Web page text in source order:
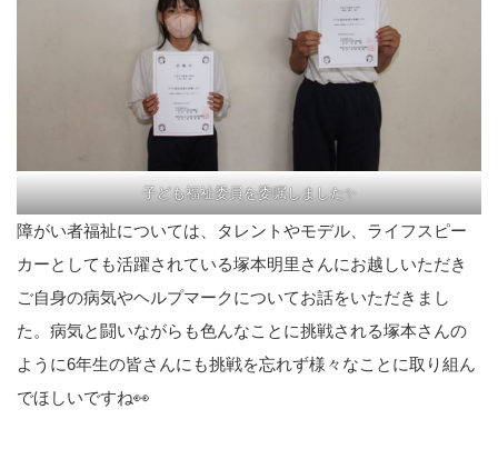
子ども福祉委員を委嘱しました✨
障がい者福祉については、タレントやモデル、ライフスピー
カーとしても活躍されている塚本明里さんにお越しいただき
ご自身の病気やヘルプマークについてお話をいただきまし
た。病気と闘いながらも色んなことに挑戦される塚本さんの
ように6年生の皆さんにも挑戦を忘れず様々なことに取り組ん
でほしいですね👀